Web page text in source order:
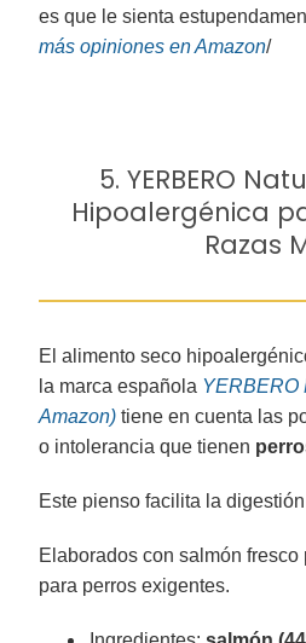
es que le sienta
más opiniones en Amazon/
5. YERBERO
Hipoalergénica
Razas
El alimento seco
la marca española YERBERO
Amazon) tiene en cuenta las
o intolerancia que tienen
Este pienso facilita la
Elaborados con salmón fresco
para perros exigentes.